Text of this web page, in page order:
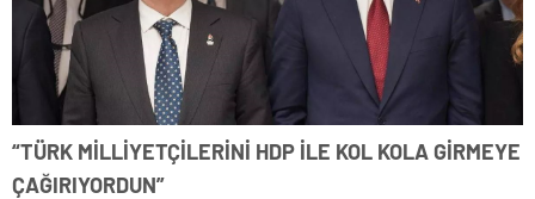
“TÜRK MİLLİYETÇİLERİNİ HDP İLE KOL KOLA GİRMEYE
ÇAĞIRIYORDUN”